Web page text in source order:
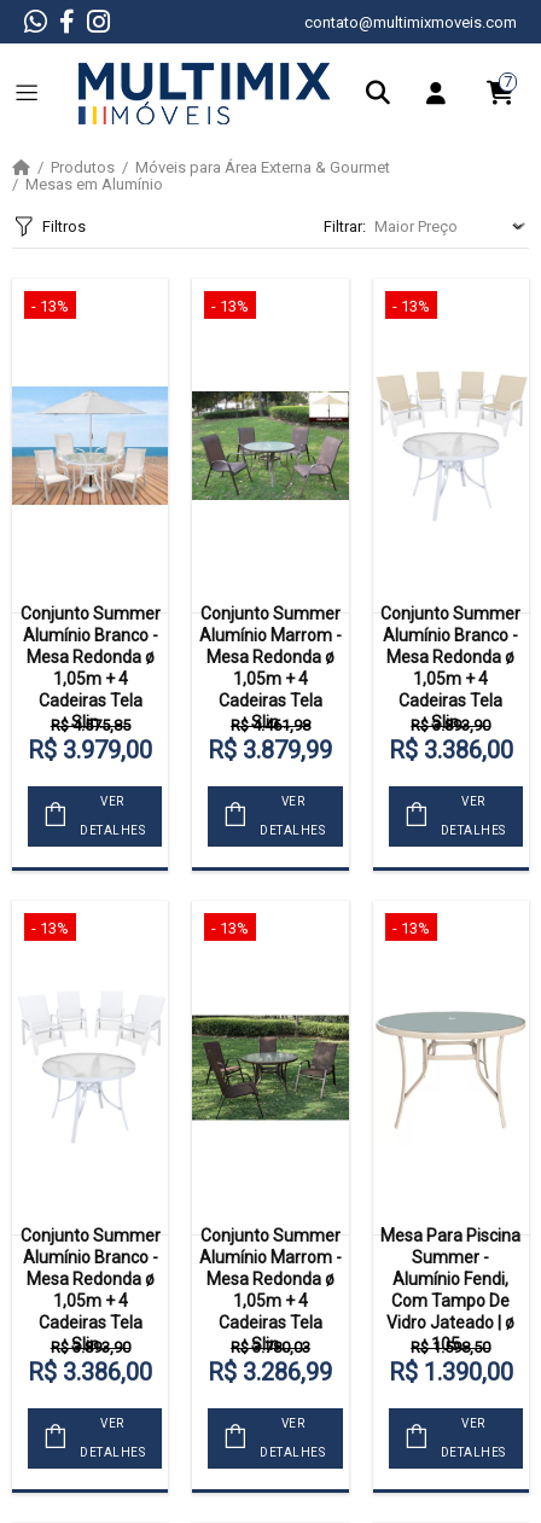
contato@multimixmoveis.com
7
Produtos
Móveis para Área Externa & Gourmet
Mesas em Alumínio
Filtros Filtrar:
- 13%
Conjunto Summer
Alumínio Branco -
Mesa Redonda ø
1,05m + 4
Cadeiras Tela
Slin...
R$ 4.575,85
R$ 3.979,00
VER
DETALHES
- 13%
Conjunto Summer
Alumínio Marrom -
Mesa Redonda ø
1,05m + 4
Cadeiras Tela
Slin...
R$ 4.461,98
R$ 3.879,99
VER
DETALHES
- 13%
Conjunto Summer
Alumínio Branco -
Mesa Redonda ø
1,05m + 4
Cadeiras Tela
Slin...
R$ 3.893,90
R$ 3.386,00
VER
DETALHES
- 13%
Conjunto Summer
Alumínio Branco -
Mesa Redonda ø
1,05m + 4
Cadeiras Tela
Slin...
R$ 3.893,90
R$ 3.386,00
VER
DETALHES
- 13%
Conjunto Summer
Alumínio Marrom -
Mesa Redonda ø
1,05m + 4
Cadeiras Tela
Slin...
R$ 3.780,03
R$ 3.286,99
VER
DETALHES
- 13%
Mesa Para Piscina
Summer -
Alumínio Fendi,
Com Tampo De
Vidro Jateado | ø
105...
R$ 1.598,50
R$ 1.390,00
VER
DETALHES